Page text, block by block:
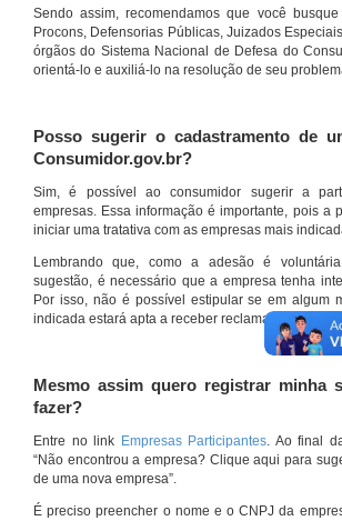
Sendo assim, recomendamos que você
Procons, Defensorias Públicas, Juizados
órgãos do Sistema Nacional de Defesa do
orientá-lo e auxiliá-lo na resolução de seu
Posso sugerir o cadastramento de
Consumidor.gov.br?
Sim, é possível ao consumidor sugerir a
empresas. Essa informação é importante, pois a
iniciar uma tratativa com as empresas mais
Lembrando que, como a adesão é
sugestão, é necessário que a empresa tenha
Por isso, não é possível estipular se em algum
indicada estará apta a receber reclamações por
Mesmo assim quero registrar minha
fazer?
Entre no link Empresas Participantes. Ao final
“Não encontrou a empresa? Clique aqui para
de uma nova empresa”.
É preciso preencher o nome e o CNPJ da